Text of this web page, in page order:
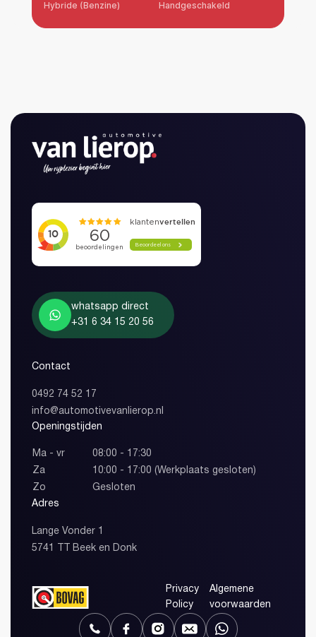
Hybride (Benzine)
Handgeschakeld
whatsapp direct
+31 6 34 15 20 56
Contact
0492 74 52 17
info@automotivevanlierop.nl
Openingstijden
Ma - vr
08:00 - 17:30
Za
10:00 - 17:00 (Werkplaats gesloten)
Zo
Gesloten
Adres
Lange Vonder 1
5741 TT Beek en Donk
Privacy
Policy
Algemene
voorwaarden